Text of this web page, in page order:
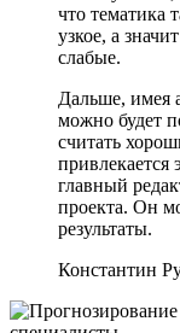
что тематика
узкое, а
слабые.
Дальше, имея
можно будет
считать
привлекается
главный
проекта. Он
результаты.
Константин